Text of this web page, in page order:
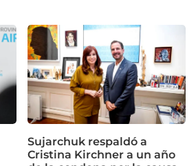
Sujarchuk respaldó a
Cristina Kirchner a un año